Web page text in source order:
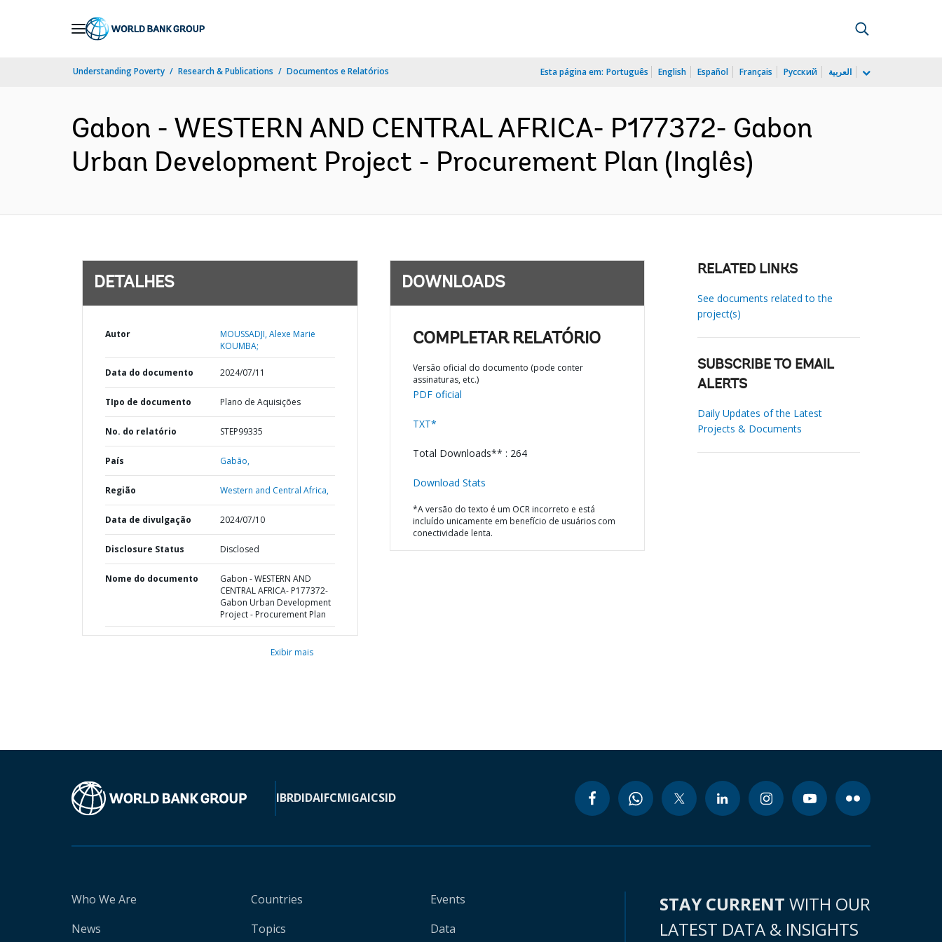
Understanding Poverty Research & Publications Documentos e Relatórios Esta página em: Português English Español Français Русский العربية
Gabon - WESTERN AND CENTRAL AFRICA- P177372- Gabon
Urban Development Project - Procurement Plan (Inglês)
DETALHES
Autor
MOUSSADJI, Alexe Marie
KOUMBA;
Data do documento 2024/07/11
TIpo de documento Plano de Aquisições
No. do relatório STEP99335
País Gabão,
Região Western and Central Africa,
Data de divulgação 2024/07/10
Disclosure Status Disclosed
Nome do documento
Gabon - WESTERN AND
CENTRAL AFRICA- P177372-
Gabon Urban Development
Project - Procurement Plan
Exibir mais
DOWNLOADS
COMPLETAR RELATÓRIO
Versão oficial do documento (pode conter
assinaturas, etc.)
PDF oficial
TXT*
Total Downloads** : 264
Download Stats
*A versão do texto é um OCR incorreto e está
incluído unicamente em benefício de usuários com
conectividade lenta.
RELATED LINKS
See documents related to the
project(s)
SUBSCRIBE TO EMAIL
ALERTS
Daily Updates of the Latest
Projects & Documents
IBRDIDAIFCMIGAICSID
Who We Are
News
Countries
Topics
Events
Data
STAY CURRENT WITH OUR
LATEST DATA & INSIGHTS